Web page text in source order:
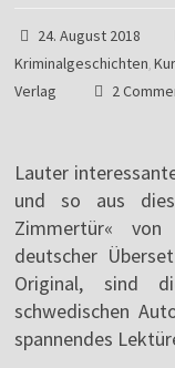
24. August 2018
Kriminalgeschichten,
Verlag
2
Lauter
und so aus
Zimmertür«
deutscher
Original, sind
schwedischen
spannendes